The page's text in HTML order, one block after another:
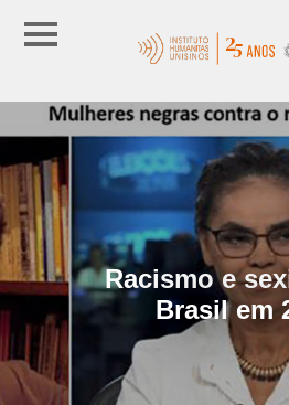
Racismo e
Brasil em